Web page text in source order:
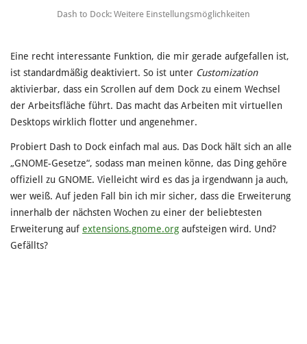
Dash to Dock: Weitere Einstellungsmöglichkeiten
Eine recht interessante Funktion, die mir gerade aufgefallen ist,
ist standardmäßig deaktiviert. So ist unter Customization
aktivierbar, dass ein Scrollen auf dem Dock zu einem Wechsel
der Arbeitsfläche führt. Das macht das Arbeiten mit virtuellen
Desktops wirklich flotter und angenehmer.
Probiert Dash to Dock einfach mal aus. Das Dock hält sich an alle
„GNOME-Gesetze“, sodass man meinen könne, das Ding gehöre
offiziell zu GNOME. Vielleicht wird es das ja irgendwann ja auch,
wer weiß. Auf jeden Fall bin ich mir sicher, dass die Erweiterung
innerhalb der nächsten Wochen zu einer der beliebtesten
Erweiterung auf extensions.gnome.org aufsteigen wird. Und?
Gefällts?